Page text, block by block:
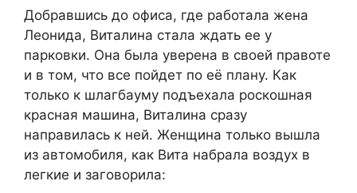
Добравшись до офиса, где работала жена
Леонида, Виталина стала ждать ее у
парковки. Она была уверена в своей правоте
и в том, что все пойдет по её плану. Как
только к шлагбауму подъехала роскошная
красная машина, Виталина сразу
направилась к ней. Женщина только вышла
из автомобиля, как Вита набрала воздух в
легкие и заговорила: